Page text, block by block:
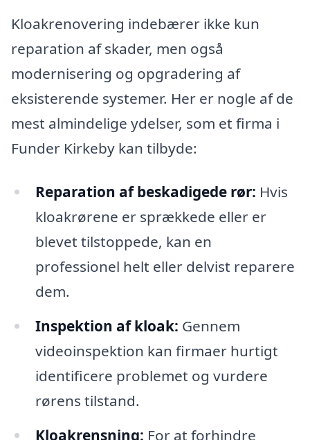
Kloakrenovering indebærer ikke kun
reparation af skader, men også
modernisering og opgradering af
eksisterende systemer. Her er nogle af de
mest almindelige ydelser, som et firma i
Funder Kirkeby kan tilbyde:
Reparation af beskadigede rør: Hvis
kloakrørene er sprækkede eller er
blevet tilstoppede, kan en
professionel helt eller delvist reparere
dem.
Inspektion af kloak: Gennem
videoinspektion kan firmaer hurtigt
identificere problemet og vurdere
rørens tilstand.
Kloakrensning: For at forhindre